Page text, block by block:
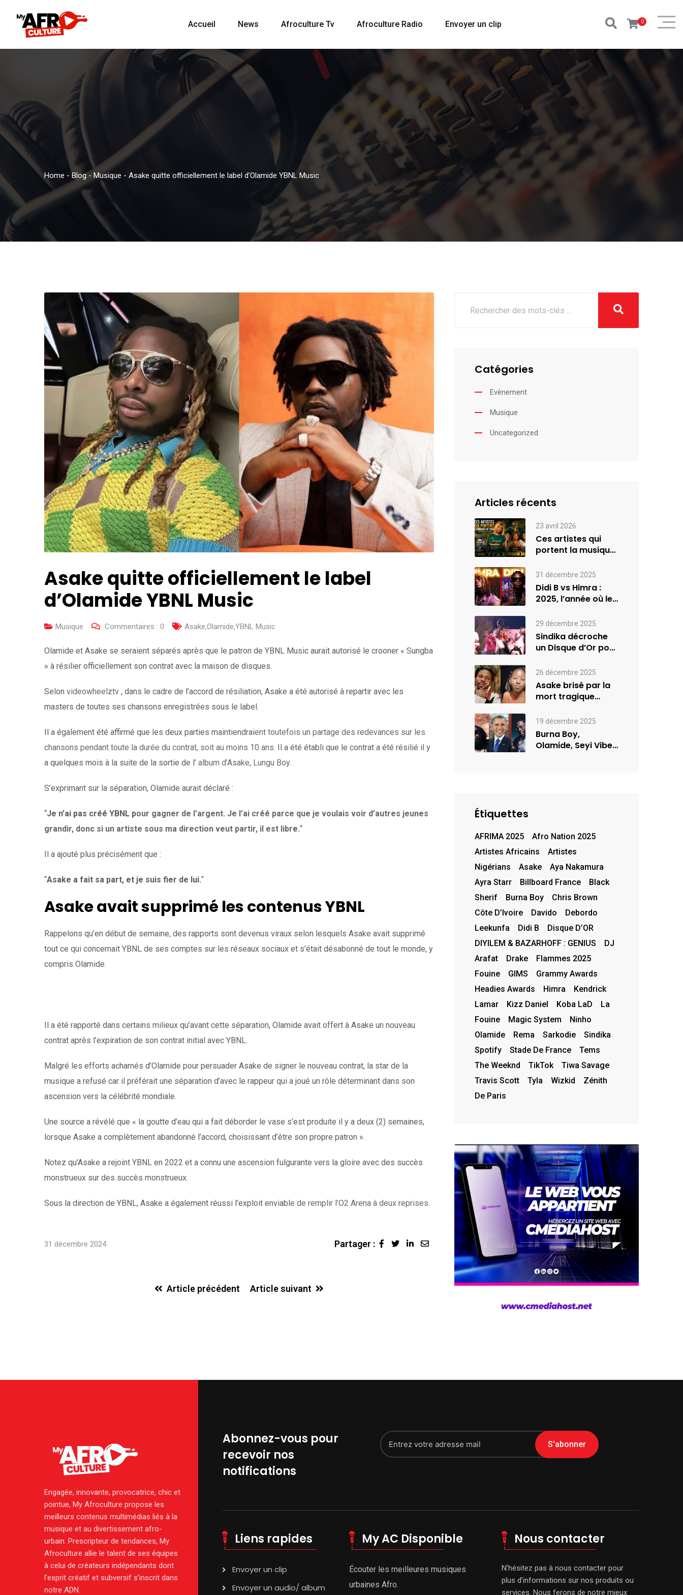
Accueil News Afroculture Tv Afroculture Radio Envoyer un clip 0
Home - Blog- Musique - Asake quitte officiellement le label d’Olamide YBNL Music
Asake quitte officiellement le label
d’Olamide YBNL Music
Musique Commentaires : 0 Asake,Olamide,YBNL Music
Olamide et Asake se seraient séparés après que le patron de YBNL Music aurait autorisé le crooner « Sungba
» à résilier officiellement son contrat avec la maison de disques.
Selon videowheelztv , dans le cadre de l’accord de résiliation, Asake a été autorisé à repartir avec les
masters de toutes ses chansons enregistrées sous le label.
Il a également été affirmé que les deux parties maintiendraient toutefois un partage des redevances sur les
chansons pendant toute la durée du contrat, soit au moins 10 ans. Il a été établi que le contrat a été résilié il y
a quelques mois à la suite de la sortie de l’ album d’Asake, Lungu Boy.
S’exprimant sur la séparation, Olamide aurait déclaré :
“Je n’ai pas créé YBNL pour gagner de l’argent. Je l’ai créé parce que je voulais voir d’autres jeunes
grandir, donc si un artiste sous ma direction veut partir, il est libre.“
Il a ajouté plus précisément que :
“Asake a fait sa part, et je suis fier de lui.“
Asake avait supprimé les contenus YBNL
Rappelons qu’en début de semaine, des rapports sont devenus viraux selon lesquels Asake avait supprimé
tout ce qui concernait YBNL de ses comptes sur les réseaux sociaux et s’était désabonné de tout le monde, y
compris Olamide.
Il a été rapporté dans certains milieux qu’avant cette séparation, Olamide avait offert à Asake un nouveau
contrat après l’expiration de son contrat initial avec YBNL.
Malgré les efforts acharnés d’Olamide pour persuader Asake de signer le nouveau contrat, la star de la
musique a refusé car il préférait une séparation d’avec le rappeur qui a joué un rôle déterminant dans son
ascension vers la célébrité mondiale.
Une source a révélé que « la goutte d’eau qui a fait déborder le vase s’est produite il y a deux (2) semaines,
lorsque Asake a complètement abandonné l’accord, choisissant d’être son propre patron ».
Notez qu’Asake a rejoint YBNL en 2022 et a connu une ascension fulgurante vers la gloire avec des succès
monstrueux sur des succès monstrueux.
Sous la direction de YBNL, Asake a également réussi l’exploit enviable de remplir l’O2 Arena à deux reprises.
31 décembre 2024 Partager : LinkedIn
Share
Article précédent Article suivant
Catégories
Evènement
Musique
Uncategorized
Articles récents
23 avril 2026
Ces artistes qui
portent la musique
l’international
31 décembre 2025
Didi B vs Himra :
2025, l’année où le
29 décembre 2025
Sindika décroche
un Disque d’Or pour
INVASION –…
26 décembre 2025
Asake brisé par la
mort tragique
de…
19 décembre 2025
Burna Boy,
Olamide, Seyi Vibez
Étiquettes
AFRIMA 2025
Afro Nation 2025
Artistes Africains
Artistes
Nigérians
Asake
Aya Nakamura
Ayra Starr
Billboard France
Black
Sherif
Burna Boy
Chris Brown
Côte D’Ivoire
Davido
Debordo
Leekunfa
Didi B
Disque D’OR
DIYILEM & BAZARHOFF : GENIUS
DJ
Arafat
Drake
Flammes 2025
Fouine
GIMS
Grammy Awards
Headies Awards
Himra
Kendrick
Lamar
Kizz Daniel Koba LaD
La
Fouine
Magic System
Ninho
Olamide
Rema Sarkodie
Sindika
Spotify
Stade De France
Tems
The Weeknd
TikTok
Tiwa Savage
Travis Scott
Tyla Wizkid
Zénith
De Paris
Abonnez-vous pour
recevoir nos
notifications
S'abonner
Engagée, innovante, provocatrice, chic et
pointue, My Afroculture propose les
meilleurs contenus multimédias liés à la
musique et au divertissement afro-
urbain. Prescripteur de tendances, My
Afroculture allie le talent de ses équipes
à celui de créateurs indépendants dont
l’esprit créatif et subversif s’inscrit dans
notre ADN.
Liens rapides
Envoyer un clip
Envoyer un audio/ album
My AC Disponible
Écouter les meilleures musiques
urbaines Afro.
Nous contacter
N’hésitez pas à nous contacter pour
plus d’informations sur nos produits ou
services. Nous ferons de notre mieux